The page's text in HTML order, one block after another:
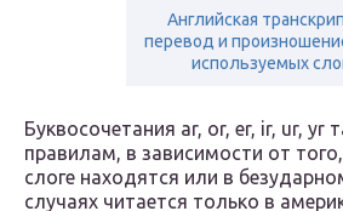
Английская
перевод и
используемых
Буквосочетания ar, or, er, ir, ur, yr
правилам, в зависимости от
слоге находятся или в
случаях читается только в